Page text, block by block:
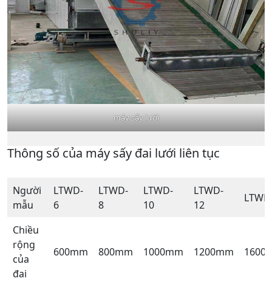
máy sấy lưới
Thông số của máy sấy đai lưới liên tục
Người
mẫu
LTWD-
6
LTWD-
8
LTWD-
10
LTWD-
12
Chiều
rộng
của
đai
600mm 800mm 1000mm 1200mm